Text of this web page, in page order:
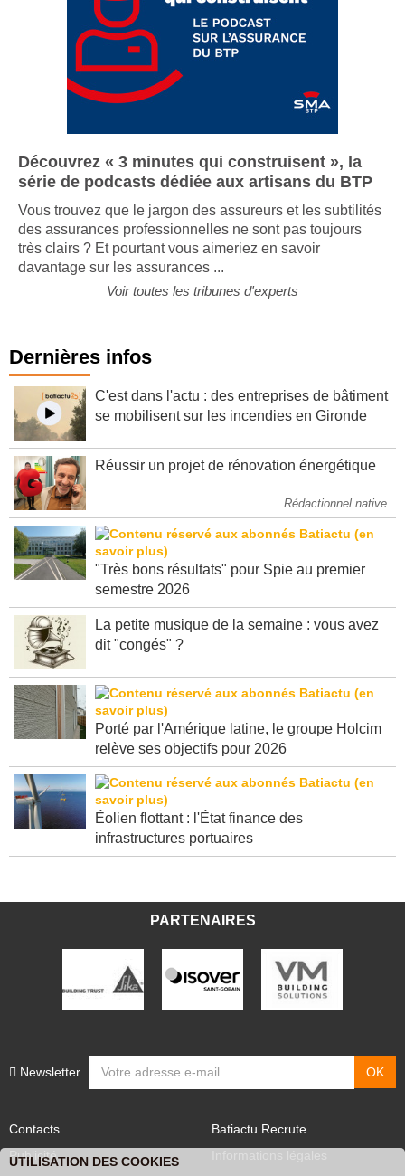
Découvrez « 3 minutes qui construisent », la
série de podcasts dédiée aux artisans du BTP
Vous trouvez que le jargon des assureurs et les subtilités
des assurances professionnelles ne sont pas toujours
très clairs ? Et pourtant vous aimeriez en savoir
davantage sur les assurances ...
Voir toutes les tribunes d'experts
Dernières infos
C'est dans l'actu : des entreprises de bâtiment
se mobilisent sur les incendies en Gironde
Réussir un projet de rénovation énergétique
Rédactionnel native
"Très bons résultats" pour Spie au premier
semestre 2026
La petite musique de la semaine : vous avez
dit "congés" ?
Porté par l'Amérique latine, le groupe Holcim
relève ses objectifs pour 2026
Éolien flottant : l'État finance des
infrastructures portuaires
PARTENAIRES
Newsletter
Contacts
Publicité
Batiactu Recrute
UTILISATION DES COOKIES